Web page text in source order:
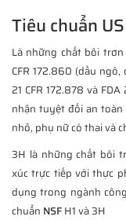
Tiêu chuẩn
Là những chất bôi
CFR 172.860 (dầu
21 CFR 172.878 và
nhận tuyệt đối an
nhỏ, phụ nữ có thai và
3H là những chất bôi
xúc trực tiếp với thực
dụng trong ngành
chuẩn NSFH1 và 3H